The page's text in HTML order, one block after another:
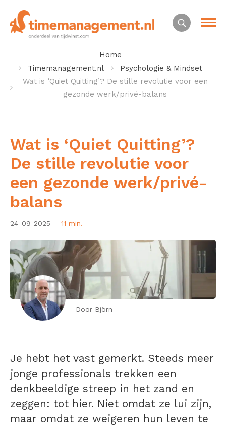
Home
Timemanagement.nl
Psychologie & Mindset
Wat is ‘Quiet Quitting’? De stille revolutie voor een
gezonde werk/privé-balans
Wat is ‘Quiet Quitting’?
De stille revolutie voor
een gezonde werk/privé-
balans
24-09-2025 11 min.
Door Björn
Je hebt het vast gemerkt. Steeds meer
jonge professionals trekken een
denkbeeldige streep in het zand en
zeggen: tot hier. Niet omdat ze lui zijn,
maar omdat ze weigeren hun leven te